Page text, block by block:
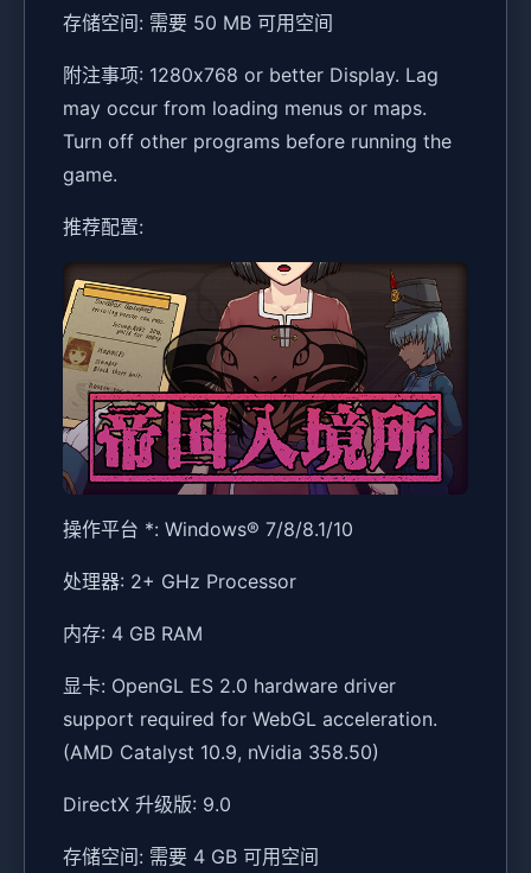
存储空间: 需要 50 MB 可用空间
附注事项: 1280x768 or better Display. Lag
may occur from loading menus or maps.
Turn off other programs before running the
game.
推荐配置:
操作平台 *: Windows® 7/8/8.1/10
处理器: 2+ GHz Processor
内存: 4 GB RAM
显卡: OpenGL ES 2.0 hardware driver
support required for WebGL acceleration.
(AMD Catalyst 10.9, nVidia 358.50)
DirectX 升级版: 9.0
存储空间: 需要 4 GB 可用空间